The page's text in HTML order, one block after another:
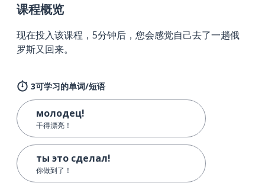
课程概览
现在投入该课程，5分钟后，您会感觉自己去了一趟俄
罗斯又回来。
3可学习的单词/短语
молодец!
干得漂亮！
ты это сделал!
你做到了！